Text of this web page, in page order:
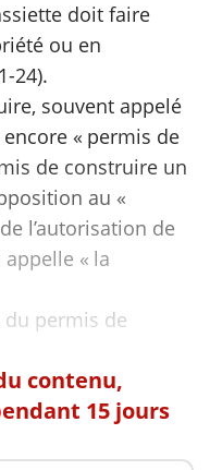
doit faire
ou en
24).
souvent appelé
« permis de
de construire un
au «
l’autorisation de
« la
permis de
contenu,
15 jours